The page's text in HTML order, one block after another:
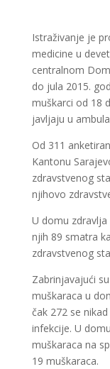
Istraživanje je
medicine u
centralnom
do jula 2015.
muškarci od 18
javljaju u
Od 311
Kantonu
zdravstvenog
njihovo
U domu
njih 89 smatra
zdravstvenog
Zabrinjavajući
muškaraca u
čak 272 se
infekcije. U
muškaraca na
19 muškaraca.